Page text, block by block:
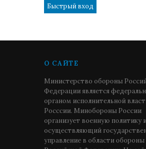
О САЙТЕ
Министерство обороны
Федерации является
органом исполнительной
Росссии. Минобороны России
организует военную политику
осуществляющий
управление в области обороны